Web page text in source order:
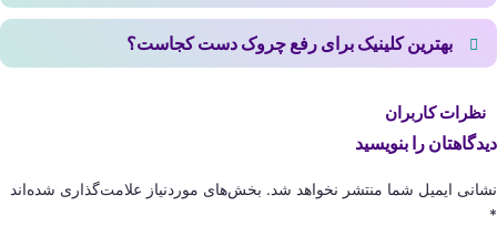
بله، در مراحل اولیه پیری پوست، کرم‌های حاوی رتینول و ویتامین E
می‌توانند به کاهش خطوط سطحی کمک کنند.
بهترین کلینیک برای رفع چروک دست کجاست؟
دست، می‌توانید در مدت کوتاهی به پوستی نرم و جوان برسید.
نظرات کاربران
دیدگاهتان را بنویسید
نشانی ایمیل شما منتشر نخواهد شد. بخش‌های موردنیاز علامت‌گذاری شده‌اند
*